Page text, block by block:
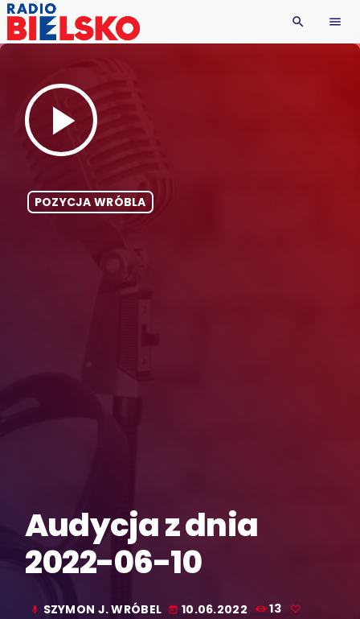
search menu
play_arrow
POZYCJA WRÓBLA
Audycja z dnia
2022-06-10
mic SZYMON J. WRÓBEL today 10.06.2022 13